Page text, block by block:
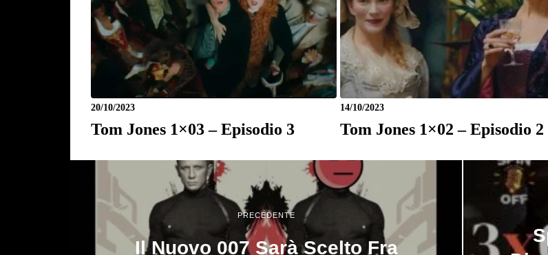
20/10/2023
Tom Jones 1×03 – Episodio 3
14/10/2023
Tom Jones 1×02 – Episodio 2
PRECEDENTE
Il Nuovo 007 Sarà Scelto Fra